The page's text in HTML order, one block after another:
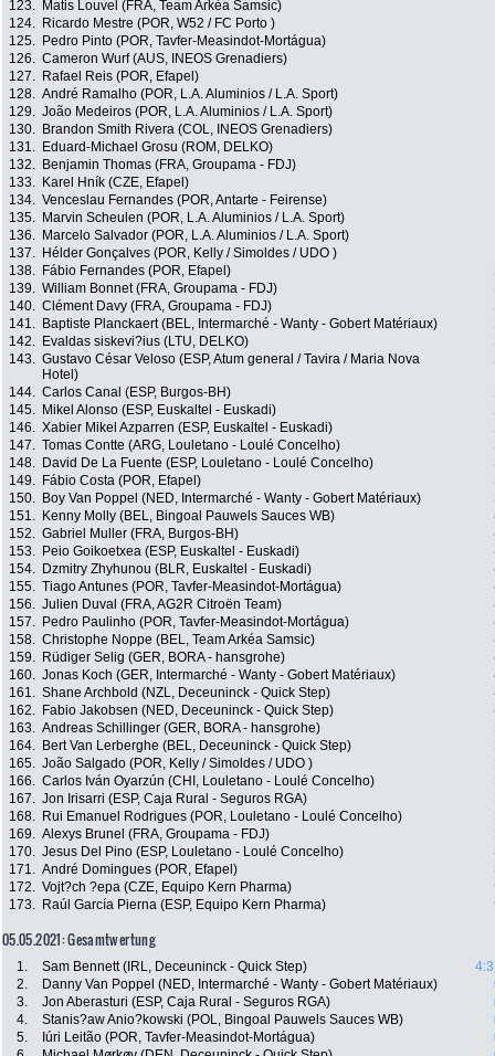
123.
Matis Louvel (FRA, Team Arkéa Samsic)
124.
Ricardo Mestre (POR, W52 / FC Porto )
125.
Pedro Pinto (POR, Tavfer-Measindot-Mortágua)
126. Cameron Wurf (AUS, INEOS Grenadiers)
127.
Rafael Reis (POR, Efapel)
128. André Ramalho (POR, L.A. Aluminios / L.A. Sport)
129. João Medeiros (POR, L.A. Aluminios / L.A. Sport)
130.
Brandon Smith Rivera (COL, INEOS Grenadiers)
131.
Eduard-Michael Grosu (ROM, DELKO)
132.
Benjamin Thomas (FRA, Groupama - FDJ)
133.
Karel Hník (CZE, Efapel)
134. Venceslau Fernandes (POR, Antarte - Feirense)
135.
Marvin Scheulen (POR, L.A. Aluminios / L.A. Sport)
136.
Marcelo Salvador (POR, L.A. Aluminios / L.A. Sport)
137.
Hélder Gonçalves (POR, Kelly / Simoldes / UDO )
138.
Fábio Fernandes (POR, Efapel)
139. William Bonnet (FRA, Groupama - FDJ)
140. Clément Davy (FRA, Groupama - FDJ)
141.
Baptiste Planckaert (BEL, Intermarché - Wanty - Gobert Matériaux)
142.
Evaldas siskevi?ius (LTU, DELKO)
143. Gustavo César Veloso (ESP, Atum general / Tavira / Maria Nova
Hotel)
144. Carlos Canal (ESP, Burgos-BH)
145.
Mikel Alonso (ESP, Euskaltel - Euskadi)
146. Xabier Mikel Azparren (ESP, Euskaltel - Euskadi)
147. Tomas Contte (ARG, Louletano - Loulé Concelho)
148.
David De La Fuente (ESP, Louletano - Loulé Concelho)
149.
Fábio Costa (POR, Efapel)
150.
Boy Van Poppel (NED, Intermarché - Wanty - Gobert Matériaux)
151.
Kenny Molly (BEL, Bingoal Pauwels Sauces WB)
152. Gabriel Muller (FRA, Burgos-BH)
153.
Peio Goikoetxea (ESP, Euskaltel - Euskadi)
154.
Dzmitry Zhyhunou (BLR, Euskaltel - Euskadi)
155. Tiago Antunes (POR, Tavfer-Measindot-Mortágua)
156. Julien Duval (FRA, AG2R Citroën Team)
157.
Pedro Paulinho (POR, Tavfer-Measindot-Mortágua)
158. Christophe Noppe (BEL, Team Arkéa Samsic)
159.
Rüdiger Selig (GER, BORA - hansgrohe)
160. Jonas Koch (GER, Intermarché - Wanty - Gobert Matériaux)
161. Shane Archbold (NZL, Deceuninck - Quick Step)
162.
Fabio Jakobsen (NED, Deceuninck - Quick Step)
163. Andreas Schillinger (GER, BORA - hansgrohe)
164.
Bert Van Lerberghe (BEL, Deceuninck - Quick Step)
165. João Salgado (POR, Kelly / Simoldes / UDO )
166. Carlos Iván Oyarzún (CHI, Louletano - Loulé Concelho)
167. Jon Irisarri (ESP, Caja Rural - Seguros RGA)
168.
Rui Emanuel Rodrigues (POR, Louletano - Loulé Concelho)
169. Alexys Brunel (FRA, Groupama - FDJ)
170. Jesus Del Pino (ESP, Louletano - Loulé Concelho)
171. André Domingues (POR, Efapel)
172. Vojt?ch ?epa (CZE, Equipo Kern Pharma)
173.
Raúl García Pierna (ESP, Equipo Kern Pharma)
05.05.2021: Gesamtwertung
1. Sam Bennett (IRL, Deceuninck - Quick Step)
2.
Danny Van Poppel (NED, Intermarché - Wanty - Gobert Matériaux)
3.
Jon Aberasturi (ESP, Caja Rural - Seguros RGA)
4.
Stanis?aw Anio?kowski (POL, Bingoal Pauwels Sauces WB)
5.
Iúri Leitão (POR, Tavfer-Measindot-Mortágua)